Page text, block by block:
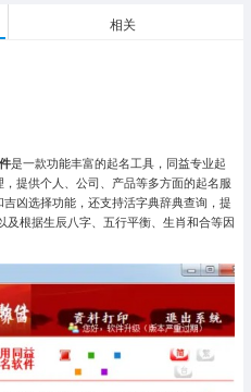
相关
是一款功能丰富的起名工具，同益专业起
提供个人、公司、产品等多方面的起名服
凶选择功能，还支持活字典辞典查询，提
根据生辰八字、五行平衡、生肖和合等因